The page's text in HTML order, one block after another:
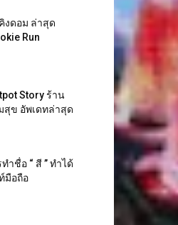
งดอม ล่าสุด
Run
Story ร้าน
สุข อัพเดทล่าสุด
ำชื่อ “ สี ” ทำได้
มือถือ